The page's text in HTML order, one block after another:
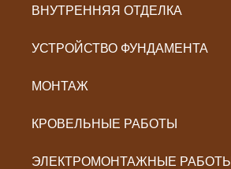
ВНУТРЕННЯЯ ОТДЕЛКА
УСТРОЙСТВО ФУНДАМЕНТА
МОНТАЖ
КРОВЕЛЬНЫЕ РАБОТЫ
ЭЛЕКТРОМОНТАЖНЫЕ РАБОТЫ